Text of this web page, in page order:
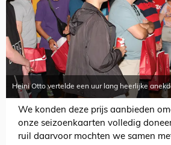
Heini Otto vertelde een uur lang heerlijke
We konden deze prijs aanbieden
onze seizoenkaarten volledig
ruil daarvoor mochten we samen